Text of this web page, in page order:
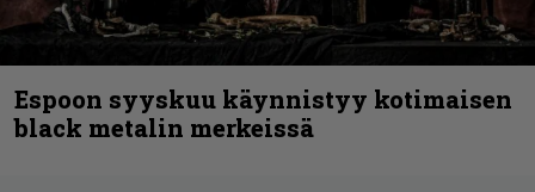
Espoon syyskuu käynnistyy kotimaisen
black metalin merkeissä